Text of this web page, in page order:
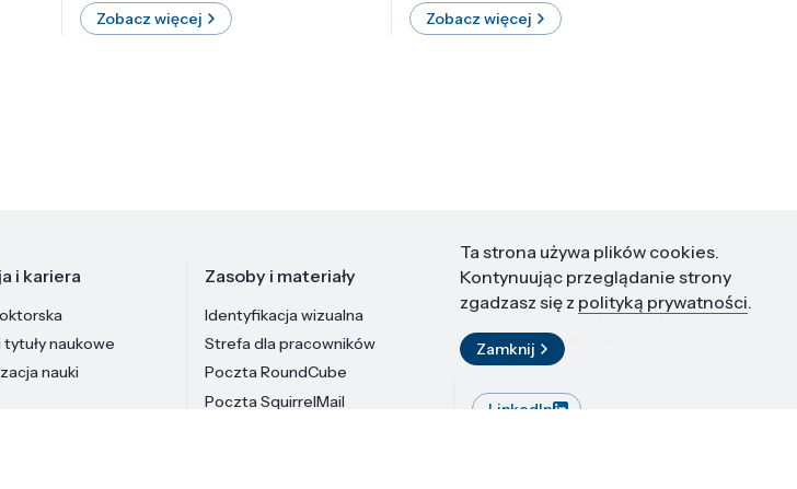
Zobacz więcej Zobacz więcej
i kariera
naukowe
nauki
Zasoby i materiały
Identyfikacja wizualna
Strefa dla pracowników
Poczta RoundCube
Poczta SquirrelMail
Kontakt
Instytut Wysokich Ciśnień PAN
ul. Sokołowska 29/37
01-142 Warszawa
LinkedIn
Ta strona używa plików cookies.
Kontynuując przeglądanie strony
zgadzasz się z polityką prywatności.
Zamknij